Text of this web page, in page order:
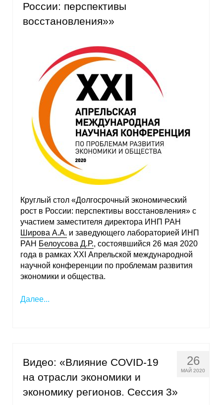
России: перспективы
восстановления»»
Круглый стол «Долгосрочный экономический
рост в России: перспективы восстановления» с
участием заместителя директора ИНП РАН
Широва А.А. и заведующего лабораторией ИНП
РАН Белоусова Д.Р., состоявшийся 26 мая 2020
года в рамках XXI Апрельской международной
научной конференции по проблемам развития
экономики и общества.
Далее...
26
МАЙ 2020
Видео: «Влияние COVID-19
на отрасли экономики и
экономику регионов. Сессия 3»